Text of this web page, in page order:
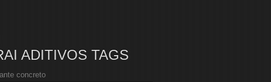
ADITIVOS TAGS
concreto